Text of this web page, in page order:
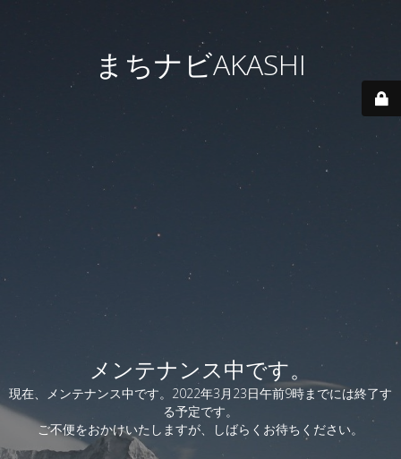
まちナビAKASHI
メンテナンス中です。
現在、メンテナンス中です。2022年3月23日午前9時までには終了す
る予定です。
ご不便をおかけいたしますが、しばらくお待ちください。